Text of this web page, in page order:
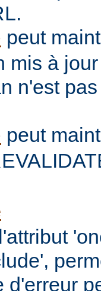
peut
mis à
n'est
peut
d'erreur